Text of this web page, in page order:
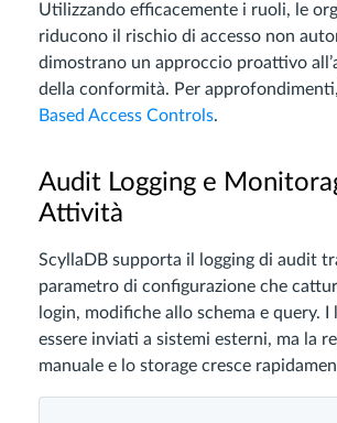
Utilizzando efficacemente i ruoli, le
riducono il rischio di accesso non
dimostrano un approccio proattivo
della conformità. Per
Based Access Controls.
Audit Logging e
Attività
ScyllaDB supporta il logging di audit
parametro di configurazione che
login, modifiche allo schema e query. I
essere inviati a sistemi esterni, ma la
manuale e lo storage cresce